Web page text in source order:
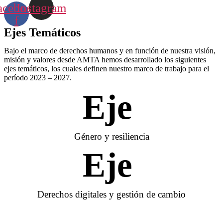
f
Instagram
Ejes Temáticos
Bajo el marco de derechos humanos y en función de nuestra visión,
misión y valores desde AMTA hemos desarrollado los siguientes
ejes temáticos, los cuales definen nuestro marco de trabajo para el
período 2023 – 2027.
Eje
Género y resiliencia
Eje
Derechos digitales y gestión de cambio